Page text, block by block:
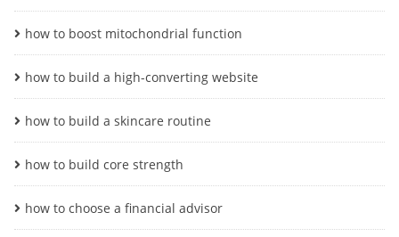
how to boost mitochondrial function
how to build a high-converting website
how to build a skincare routine
how to build core strength
how to choose a financial advisor